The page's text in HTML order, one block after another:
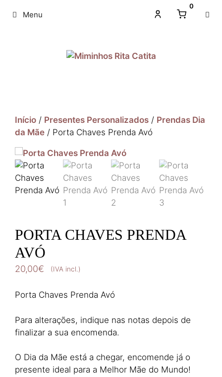
0
Menu
Início / Presentes Personalizados / Prendas Dia
da Mãe / Porta Chaves Prenda Avó
PORTA CHAVES PRENDA
AVÓ
20,00€ (IVA incl.)
Porta Chaves Prenda Avó
Para alterações, indique nas notas depois de
finalizar a sua encomenda.
O Dia da Mãe está a chegar, encomende já o
presente ideal para a Melhor Mãe do Mundo!